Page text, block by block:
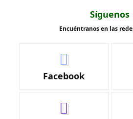
Síguenos
Encuéntranos en las
Facebook